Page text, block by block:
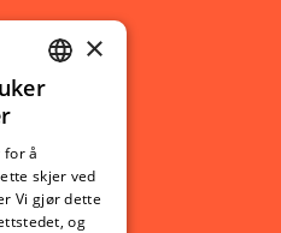
NORWEGIAN
×
for å
skjer ved
Vi gjør dette
og